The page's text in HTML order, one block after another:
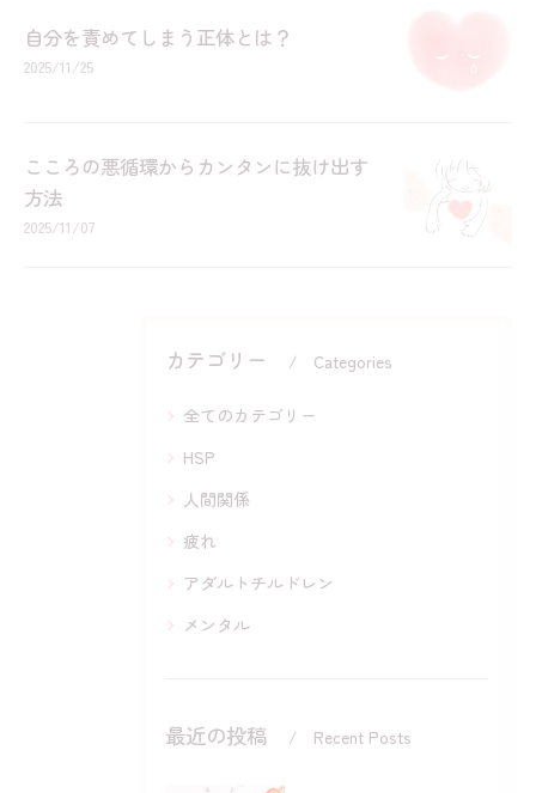
自分を責めてしまう正体とは？
2025/11/25
こころの悪循環からカンタンに抜け出す
方法
2025/11/07
カテゴリー Categories
全てのカテゴリー
HSP
人間関係
疲れ
アダルトチルドレン
メンタル
最近の投稿 Recent Posts